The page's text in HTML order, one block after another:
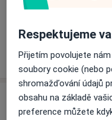
Na teto adrese
Názory
Respektujeme
Přijetím povolujete
soubory cookie (nebo
shromažďování údajů
obsahu na základě
preference můžete